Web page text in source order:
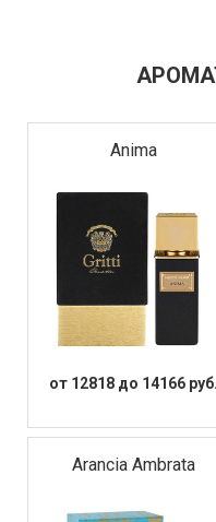
Anima
от 12818 до 14166 руб.
Arancia Ambrata